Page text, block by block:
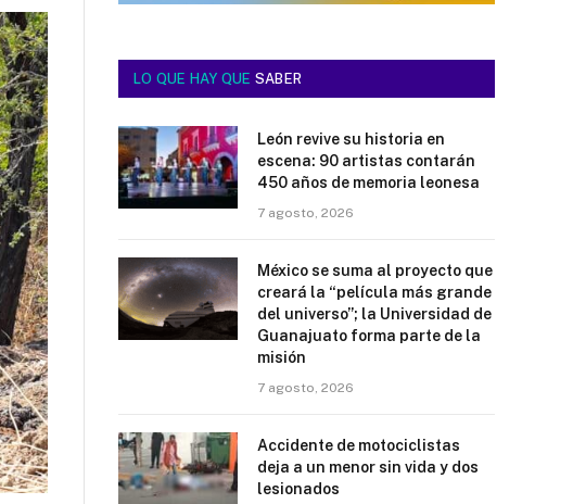
LO QUE HAY QUE SABER
León revive su historia en
escena: 90 artistas contarán
450 años de memoria leonesa
7 agosto, 2026
México se suma al proyecto que
creará la “película más grande
del universo”; la Universidad de
Guanajuato forma parte de la
misión
7 agosto, 2026
Accidente de motociclistas
deja a un menor sin vida y dos
lesionados